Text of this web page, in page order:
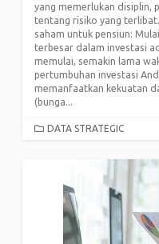
yang memerlukan disiplin,
tentang risiko yang
saham untuk pensiun:
terbesar dalam investasi
memulai, semakin lama
pertumbuhan investasi
memanfaatkan kekuatan
(bunga...
CATEGORIES
DATA STRATEGIC